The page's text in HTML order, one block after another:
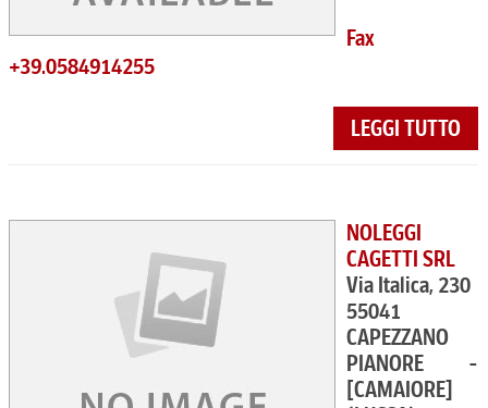
Fax
+39.0584914255
LEGGI TUTTO
NOLEGGI
CAGETTI SRL
Via Italica, 230
55041
CAPEZZANO
PIANORE -
[CAMAIORE]